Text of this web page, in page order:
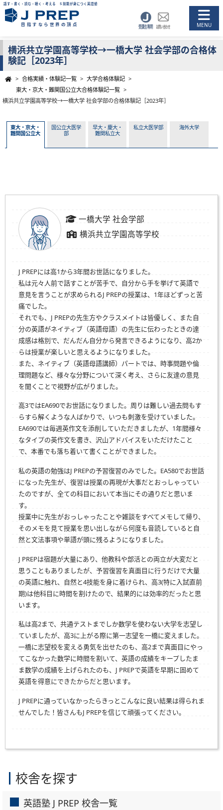
話す・書く・読む・聴く・考える ５技能が身につく英語塾
目指すなら世界の頂点
横浜共立学園高等学校→一橋大学 社会学部の合格体
験記［2023年］
> 合格実績・体験記一覧 > 大学合格体験記 >
東大・京大・難関国公立大合格体験記一覧 >
横浜共立学園高等学校→一橋大学 社会学部の合格体験記［2023年］
東大・京大・
難関国公立大
国公立大医学
部
早大・慶大・
難関私立大
私立大医学部 海外大学
一橋大学 社会学部
横浜共立学園高等学校
J PREPには高1から3年間お世話になりました。
私は元々人前で話すことが苦手で、自分から手を挙げて英語で
意見を言うことが求められるJ PREPの授業は、1年ほどずっと苦
痛でした。
それでも、J PREPの先生方やクラスメイトは皆優しく、また自
分の英語がネイティブ（英語母語）の先生に伝わったときの達
成感は格別で、だんだん自分から発言できるようになり、高2か
らは授業が楽しいと思えるようになりました。
また、ネイティブ（英語母語講師）パートでは、時事問題や倫
理問題など、様々な分野について深く考え、さらに友達の意見
を聞くことで視野が広がりました。
高3ではEA690でお世話になりました。周りは難しい過去問もす
らすら解くような人ばかりで、いつも刺激を受けていました。
EA690では毎週英作文を添削していただきましたが、1年間様々
なタイプの英作文を書き、沢山アドバイスをいただけたこと
で、本番でも落ち着いて書くことができました。
私の英語の勉強はJ PREPの予習復習のみでした。EA580でお世話
になった先生が、復習は授業の再現が大事だとおっしゃってい
たのですが、全ての科目において本当にその通りだと思いま
す。
授業中に先生がおっしゃったことや雑談をすべてメモして帰り、
そのメモを見て授業を思い出しながら何度も音読していると自
然と文法事項や単語が頭に残るようになりました。
J PREPは宿題が大量にあり、他教科や部活との両立が大変だと
思うこともありましたが、予習復習を真面目に行うだけで大量
の英語に触れ、自然と4技能を身に着けられ、高3(特に入試直前
期)は他科目に時間を割けたので、結果的には効率的だったと思
います。
私は高2まで、共通テストまでしか数学を使わない大学を志望し
ていましたが、高3に上がる際に第一志望を一橋に変えました。
一橋に志望校を変える勇気を出せたのも、高2まで真面目にやっ
てこなかった数学に時間を割いて、英語の成績をキープしたま
ま数学の成績を上げられたのも、J PREPで英語を早期に固めて
英語を得意にできたからだと思います。
J PREPに通っていなかったらきっとこんなに良い結果は得られま
せんでした！皆さんもJ PREPを信じて頑張ってください。
校舎を探す
英語塾 J PREP 校舎一覧